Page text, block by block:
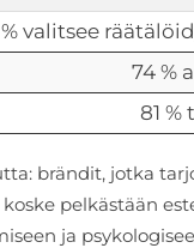
valitsee
74 %
81 %
brändit, jotka
pelkästään
ja